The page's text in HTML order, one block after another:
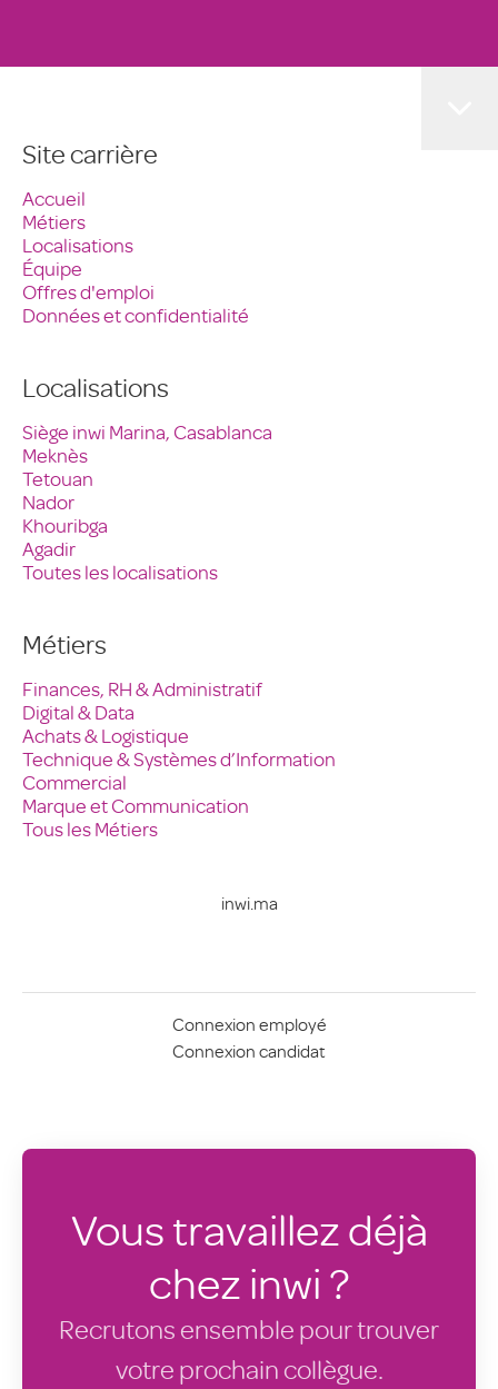
Site carrière
Accueil
Métiers
Localisations
Équipe
Offres d'emploi
Données et confidentialité
Localisations
Siège inwi Marina, Casablanca
Meknès
Tetouan
Nador
Khouribga
Agadir
Toutes les localisations
Métiers
Finances, RH & Administratif
Digital & Data
Achats & Logistique
Technique & Systèmes d’Information
Commercial
Marque et Communication
Tous les Métiers
inwi.ma
Connexion employé
Connexion candidat
Vous travaillez déjà
chez inwi ?
Recrutons ensemble pour trouver
votre prochain collègue.